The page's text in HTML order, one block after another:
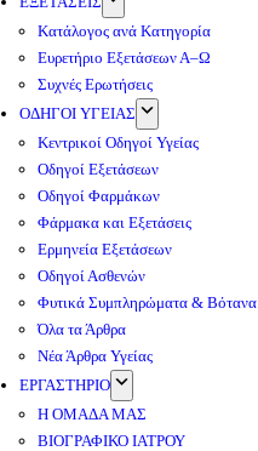
Κατάλογος ανά Κατηγορία
Ευρετήριο Εξετάσεων Α–Ω
Συχνές Ερωτήσεις
ΟΔΗΓΟΙ ΥΓΕΙΑΣ
Κεντρικοί Οδηγοί Υγείας
Οδηγοί Εξετάσεων
Οδηγοί Φαρμάκων
Φάρμακα και Εξετάσεις
Ερμηνεία Εξετάσεων
Οδηγοί Ασθενών
Φυτικά Συμπληρώματα & Βότανα
Όλα τα Άρθρα
Νέα Άρθρα Υγείας
ΕΡΓΑΣΤΗΡΙΟ
Η ΟΜΑΔΑ ΜΑΣ
ΒΙΟΓΡΑΦΙΚΟ ΙΑΤΡΟΥ